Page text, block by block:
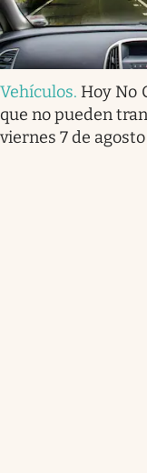
Vehículos. Hoy No
que no pueden
viernes 7 de agosto